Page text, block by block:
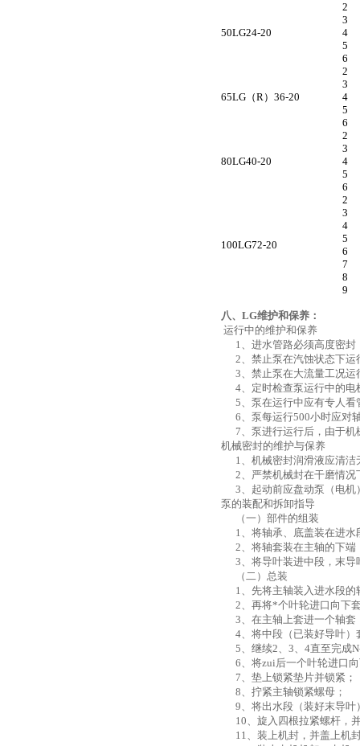
50LG24-20
2
3
4
5
6
65LG（R）36-20
2
3
4
5
6
80LG40-20
2
3
4
5
6
100LG72-20
2
3
4
5
6
7
8
9
八、LG维护和保养：
运行中的维护和保养
1、进水管路必须高度密封
2、禁止泵在汽蚀状态下运
3、禁止泵在大流量工况运
4、定时检查泵运行中的电
5、泵在运行中应有专人看
6、泵每运行500小时应对
7、泵进行运行后，由于机
机械密封的维护与保养
1、机械密封润滑液应清洁
2、严禁机械封在干磨情况
3、起动前应盘动泵（电机
泵的装配和拆卸指导
（一）部件的组装
1、将轴承、底盖装在进水
2、将轴套装在主轴的下端
3、将导叶装进中段，末导
（二）总装
1、先将主轴装入进水段的
2、再将*个叶轮进口向下套
3、在主轴上套进一个轴套
4、将中段（已装好导叶）
5、继续2、3、4直至完成
6、将zui后一个叶轮进口向
7、垫上锁紧垫片并锁紧；
8、拧紧主轴锁紧螺母；
9、将出水段（装好末导叶
10、旋入四根拉紧螺杆，
11、装上机封，并盖上机